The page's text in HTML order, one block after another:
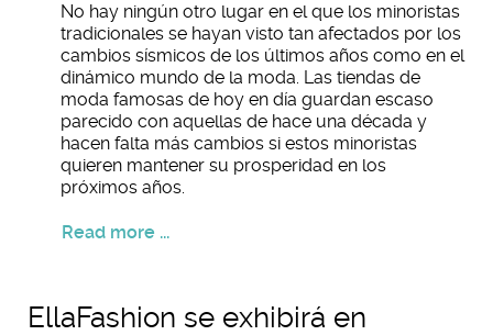
No hay ningún otro lugar en el que los minoristas
tradicionales se hayan visto tan afectados por los
cambios sísmicos de los últimos años como en el
dinámico mundo de la moda. Las tiendas de
moda famosas de hoy en día guardan escaso
parecido con aquellas de hace una década y
hacen falta más cambios si estos minoristas
quieren mantener su prosperidad en los
próximos años.
Read more ...
EllaFashion se exhibirá en